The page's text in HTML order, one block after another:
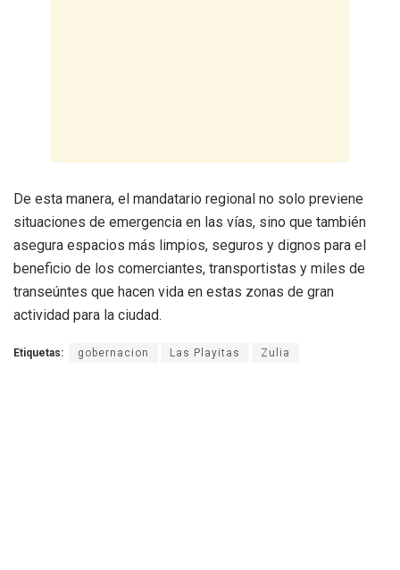
De esta manera, el mandatario regional no solo previene
situaciones de emergencia en las vías, sino que también
asegura espacios más limpios, seguros y dignos para el
beneficio de los comerciantes, transportistas y miles de
transeúntes que hacen vida en estas zonas de gran
actividad para la ciudad.
Etiquetas: gobernacion Las Playitas Zulia